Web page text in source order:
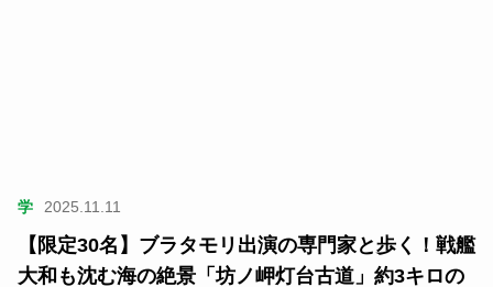
学 2025.11.11
【限定30名】ブラタモリ出演の専門家と歩く！戦艦
大和も沈む海の絶景「坊ノ岬灯台古道」約3キロの